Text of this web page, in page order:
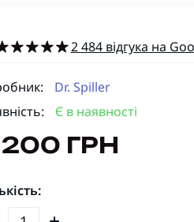
2 484 відгука на
Dr. Spiller
Є в наявності
ГРН